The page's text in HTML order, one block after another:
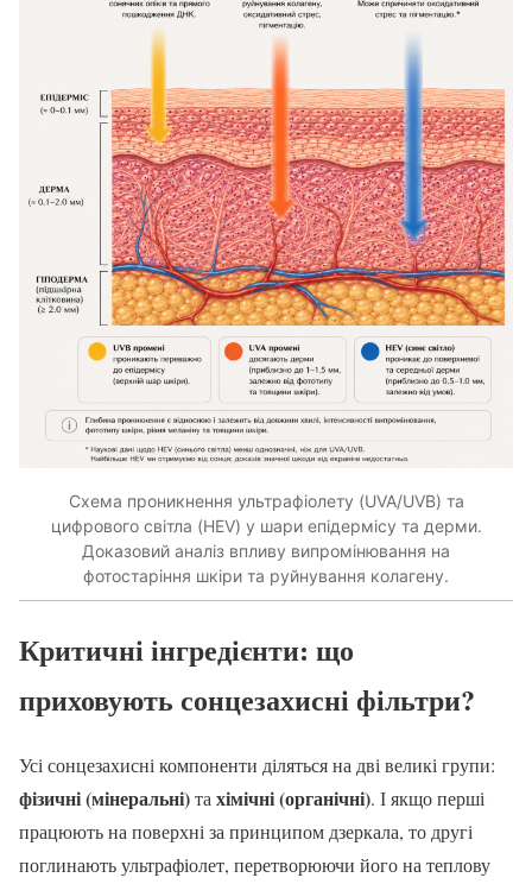
Схема проникнення ультрафіолету (UVA/UVB) та
цифрового світла (HEV) у шари епідермісу та дерми.
Доказовий аналіз впливу випромінювання на
фотостаріння шкіри та руйнування колагену.
Критичні інгредієнти: що
приховують сонцезахисні фільтри?
Усі сонцезахисні компоненти діляться на дві великі групи:
фізичні (мінеральні)та хімічні (органічні). І якщо перші
працюють на поверхні за принципом дзеркала, то другі
поглинають ультрафіолет, перетворюючи його на теплову